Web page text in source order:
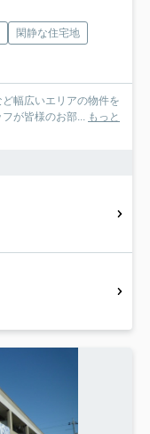
閑静な住宅地
幅広いエリアの物件を
が皆様のお部... もっと